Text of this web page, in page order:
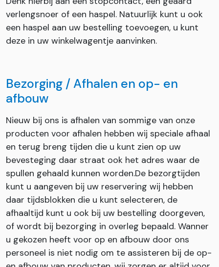
verlengsnoer of een haspel. Natuurlijk kunt u ook
een haspel aan uw bestelling toevoegen, u kunt
deze in uw winkelwagentje aanvinken.
Bezorging / Afhalen en op- en
afbouw
Nieuw bij ons is afhalen van sommige van onze
producten voor afhalen hebben wij speciale afhaal
en terug breng tijden die u kunt zien op uw
bevesteging daar straat ook het adres waar de
spullen gehaald kunnen worden.De bezorgtijden
kunt u aangeven bij uw reservering wij hebben
daar tijdsblokken die u kunt selecteren, de
afhaaltijd kunt u ook bij uw bestelling doorgeven,
of wordt bij bezorging in overleg bepaald. Wanner
u gekozen heeft voor op en afbouw door ons
personeel is niet nodig om te assisteren bij de op-